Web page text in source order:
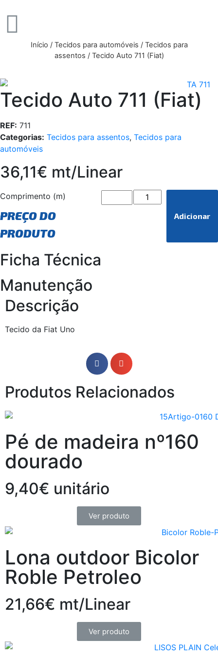
Início / Tecidos para automóveis / Tecidos para
assentos / Tecido Auto 711 (Fiat)
Tecido Auto 711 (Fiat)
REF: 711
Categorias: Tecidos para assentos, Tecidos para
automóveis
36,11€ mt/Linear
Comprimento (m)
PREÇO DO
PRODUTO
Adicionar
Ficha Técnica
Manutenção
Descrição
Tecido da Fiat Uno
Produtos Relacionados
Pé de madeira nº160
dourado
9,40€ unitário
Ver produto
Lona outdoor Bicolor
Roble Petroleo
21,66€ mt/Linear
Ver produto